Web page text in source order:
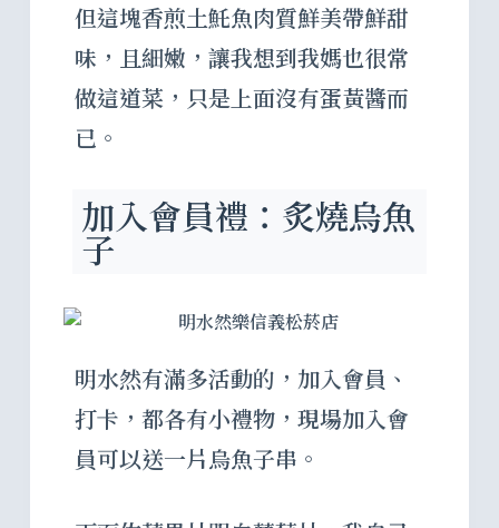
但這塊香煎土魠魚肉質鮮美帶鮮甜
味，且細嫩，讓我想到我媽也很常
做這道菜，只是上面沒有蛋黃醬而
已。
加入會員禮：炙燒烏魚
子
明水然有滿多活動的，加入會員、
打卡，都各有小禮物，現場加入會
員可以送一片烏魚子串。